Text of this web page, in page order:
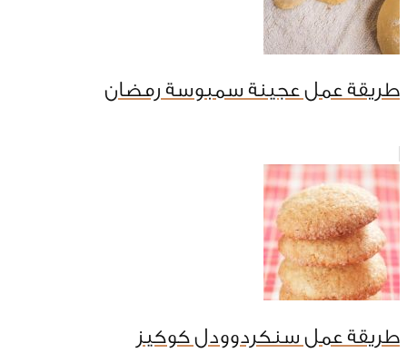
طريقة عمل عجينة سمبوسة رمضان
طريقة عمل سنكردوودل كوكيز